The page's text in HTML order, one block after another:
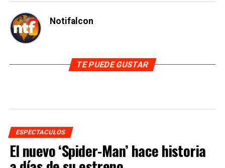
Notifalcon
TE PUEDE GUSTAR
ESPECTACULOS
El nuevo ‘Spider-Man’ hace historia